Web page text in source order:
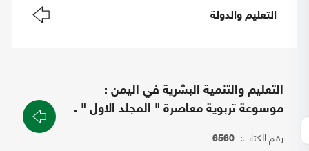
التعليم والدولة
التعليم والتنمية البشرية في اليمن :
موسوعة تربوية معاصرة " المجلد الاول " .
رقم الكتاب: 6560